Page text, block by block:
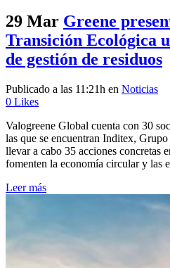
29 Mar Greene
Transición Ecológica
de gestión de residuos
Publicado a las 11:21h en Noticias
0 Likes
Valogreene Global cuenta con 30
las que se encuentran Inditex,
llevar a cabo 35 acciones concretas
fomenten la economía circular y las
Leer más